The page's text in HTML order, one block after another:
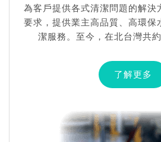
為客戶提供各式清潔問題的解決
要求，提供業主高品質、高環保
潔服務。至今，在北台灣共
了解更多